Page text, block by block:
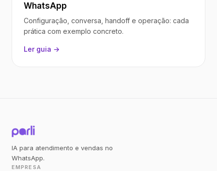
WhatsApp
Configuração, conversa, handoff e operação: cada
prática com exemplo concreto.
Ler guia →
IA para atendimento e vendas no
WhatsApp.
EMPRESA